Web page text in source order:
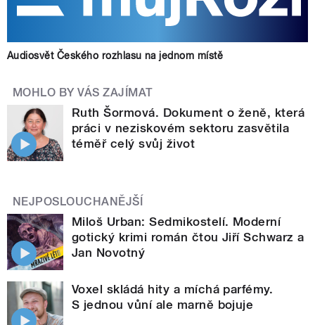
Audiosvět Českého rozhlasu na jednom místě
MOHLO BY VÁS ZAJÍMAT
Ruth Šormová. Dokument o ženě, která
práci v neziskovém sektoru zasvětila
téměř celý svůj život
NEJPOSLOUCHANĚJŠÍ
Miloš Urban: Sedmikostelí. Moderní
gotický krimi román čtou Jiří Schwarz a
Jan Novotný
Voxel skládá hity a míchá parfémy.
S jednou vůní ale marně bojuje